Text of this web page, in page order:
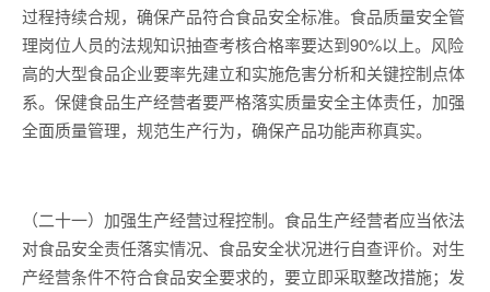
过程持续合规，确保产品符合食品安全标准。食品质量安全管
理岗位人员的法规知识抽查考核合格率要达到90%以上。风险
高的大型食品企业要率先建立和实施危害分析和关键控制点体
系。保健食品生产经营者要严格落实质量安全主体责任，加强
全面质量管理，规范生产行为，确保产品功能声称真实。
（二十一）加强生产经营过程控制。食品生产经营者应当依法
对食品安全责任落实情况、食品安全状况进行自查评价。对生
产经营条件不符合食品安全要求的，要立即采取整改措施；发